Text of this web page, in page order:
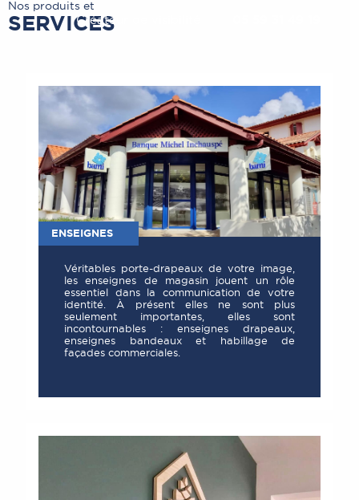
Créateur de visibilité
Nos produits et
SERVICES
ENSEIGNES
Véritables porte-drapeaux de votre image,
les enseignes de magasin jouent un rôle
essentiel dans la communication de votre
identité. À présent elles ne sont plus
seulement importantes, elles sont
incontournables : enseignes drapeaux,
enseignes bandeaux et habillage de
façades commerciales.